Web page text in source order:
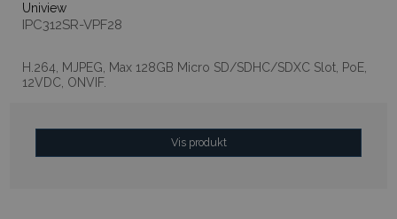
Uniview
IPC312SR-VPF28
H.264, MJPEG, Max 128GB Micro SD/SDHC/SDXC Slot, PoE,
12VDC, ONVIF.
Vis produkt